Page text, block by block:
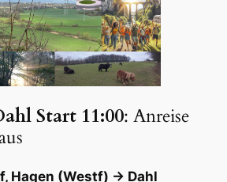
Start 11:00: Anreise
Hagen (Westf) → Dahl